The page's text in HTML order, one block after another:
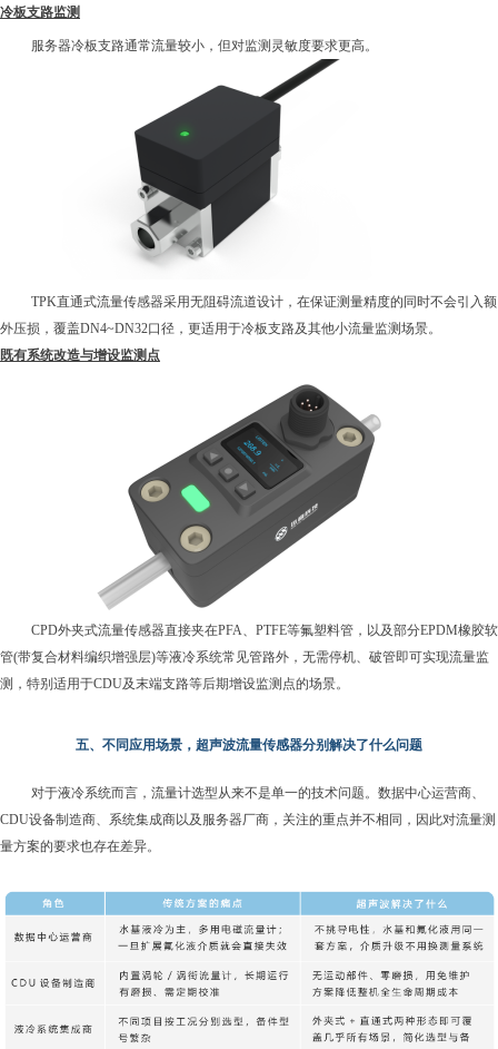
冷板支路监测
服务器冷板支路通常流量较小，但对监测灵敏度要求更高。
TPK直通式流量传感器采用无阻碍流道设计，在保证测量精度的同时不会引入额
外压损，覆盖DN4~DN32口径，更适用于冷板支路及其他小流量监测场景。
既有系统改造与增设监测点
CPD外夹式流量传感器直接夹在PFA、PTFE等氟塑料管，以及部分EPDM橡胶软
管(带复合材料编织增强层)等液冷系统常见管路外，无需停机、破管即可实现流量监
测，特别适用于CDU及末端支路等后期增设监测点的场景。
五、不同应用场景 ，超声波流量传感器分别解决了什么问题
对于液冷系统而言，流量计选型从来不是单一的技术问题。数据中心运营商、
CDU设备制造商、系统集成商以及服务器厂商，关注的重点并不相同，因此对流量测
量方案的要求也存在差异。